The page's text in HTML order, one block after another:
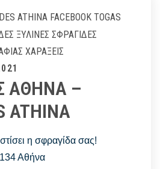
ATHINA FACEBOOK TOGAS
ΞΎΛΙΝΕΣ ΣΦΡΑΓΊΔΕΣ
ΧΑΡΆΞΕΙΣ
ΑΘΗΝΑ –
ATHINA
η σφραγίδα σας!
Αθήνα